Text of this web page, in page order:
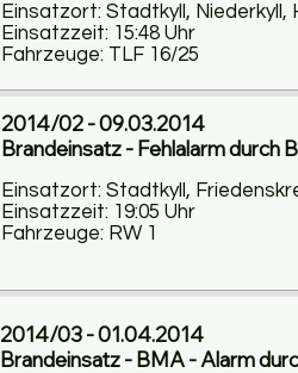
Einsatzort: Stadtkyll, Niederkyll,
Einsatzzeit: 15:48 Uhr
Fahrzeuge: TLF 16/25
2014/02 - 09.03.2014
Brandeinsatz - Fehlalarm durch
Einsatzort: Stadtkyll,
Einsatzzeit: 19:05 Uhr
Fahrzeuge: RW 1
2014/03 - 01.04.2014
Brandeinsatz - BMA - Alarm